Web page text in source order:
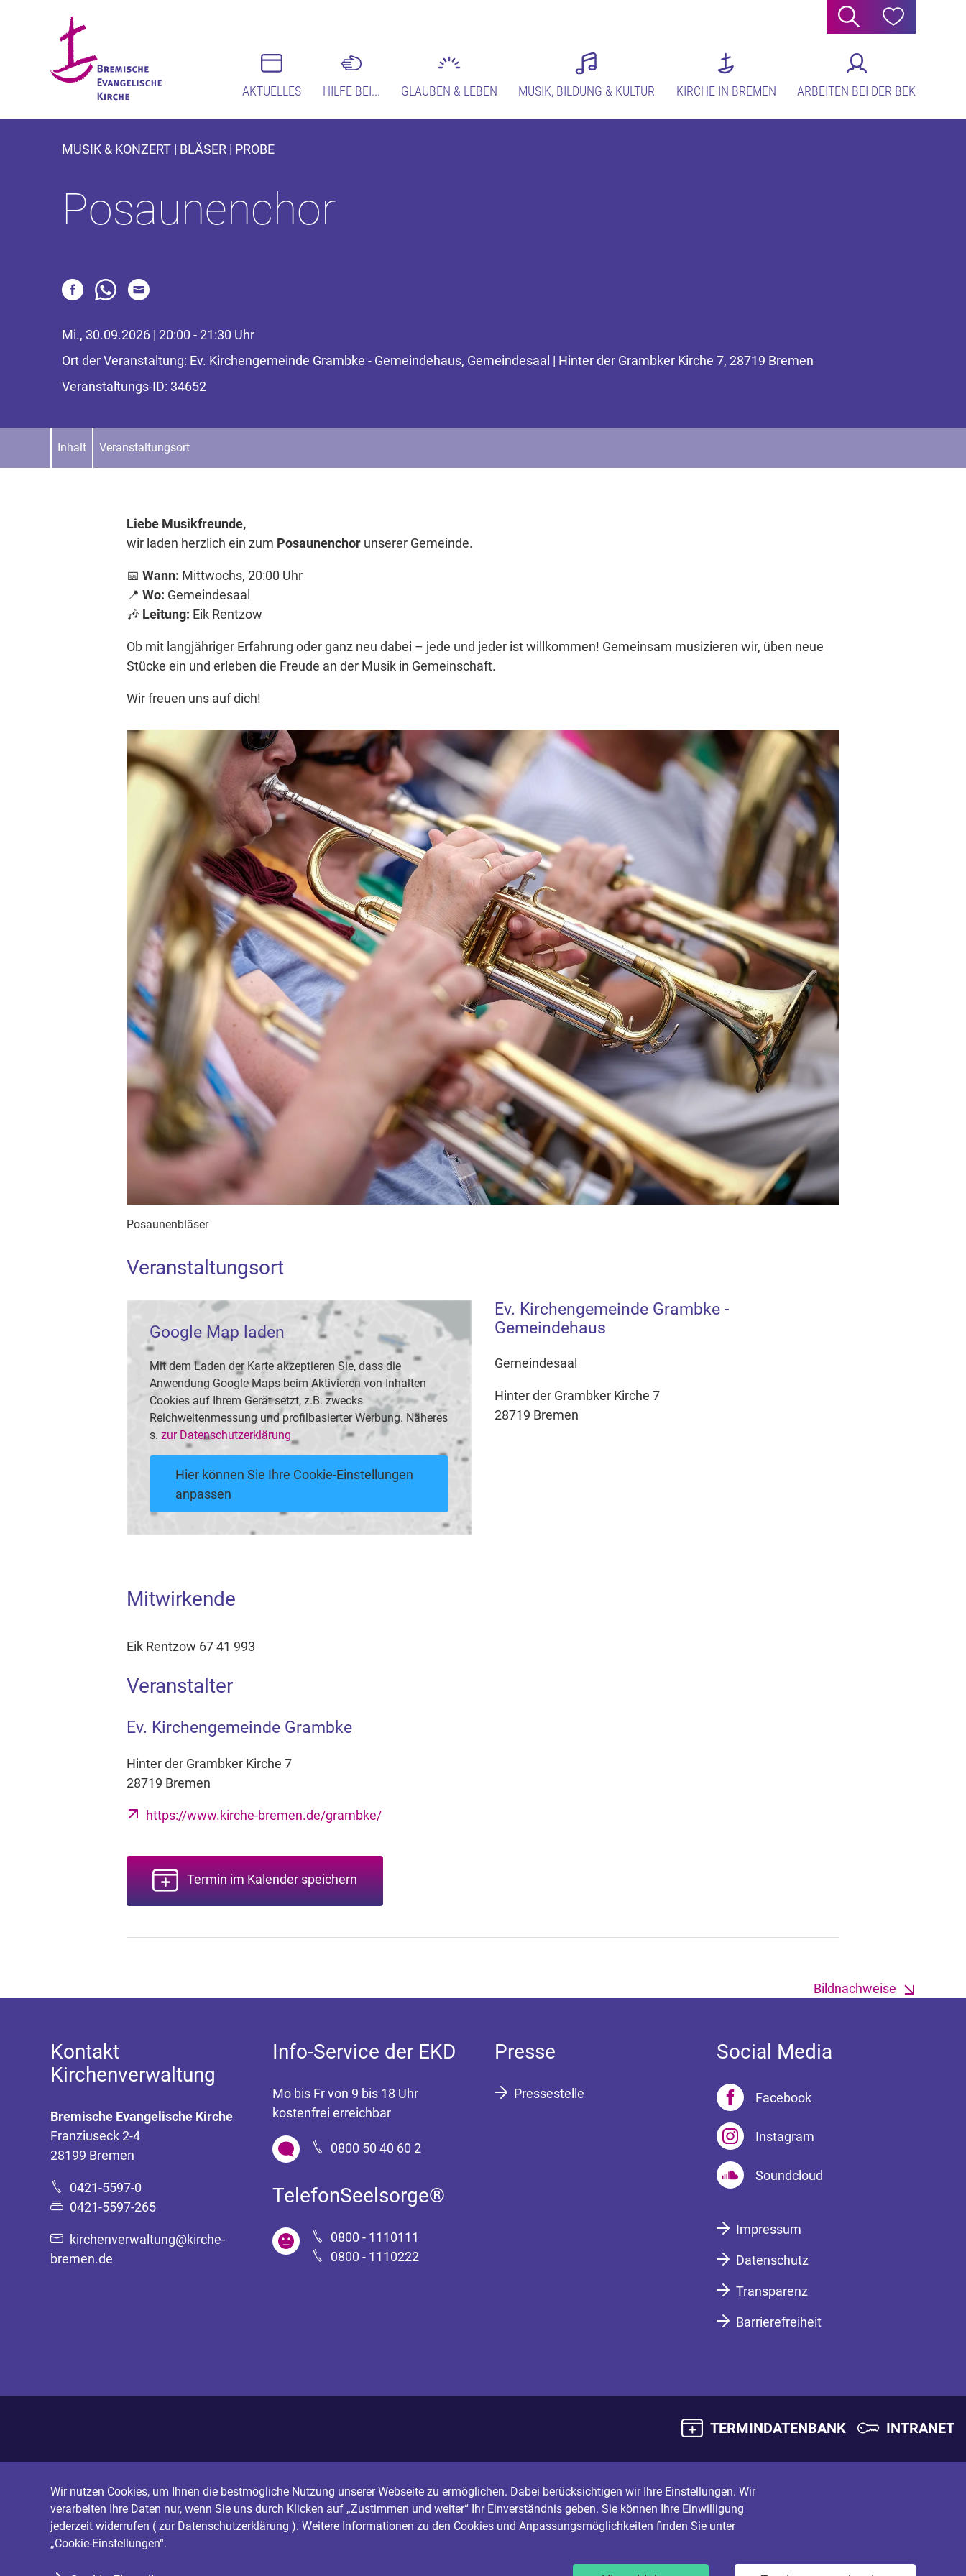
Suche Hilfe
AKTUELLES HILFE BEI... GLAUBEN & LEBEN MUSIK, BILDUNG & KULTUR KIRCHE IN BREMEN ARBEITEN BEI DER BEK
MUSIK & KONZERT | BLÄSER | PROBE
Posaunenchor
Mi., 30.09.2026 | 20:00 - 21:30 Uhr
Ort der Veranstaltung: Ev. Kirchengemeinde Grambke - Gemeindehaus, Gemeindesaal | Hinter der Grambker Kirche 7, 28719 Bremen
Veranstaltungs-ID: 34652
Inhalt Veranstaltungsort
Liebe Musikfreunde,
wir laden herzlich ein zum Posaunenchor unserer Gemeinde.
📅 Wann: Mittwochs, 20:00 Uhr
📍 Wo: Gemeindesaal
🎶 Leitung: Eik Rentzow
Ob mit langjähriger Erfahrung oder ganz neu dabei – jede und jeder ist willkommen! Gemeinsam musizieren wir, üben neue
Stücke ein und erleben die Freude an der Musik in Gemeinschaft.
Wir freuen uns auf dich!
Posaunenbläser
Veranstaltungsort
Google Map laden
Mit dem Laden der Karte akzeptieren Sie, dass die
Anwendung Google Maps beim Aktivieren von Inhalten
Cookies auf Ihrem Gerät setzt, z.B. zwecks
Reichweitenmessung und profilbasierter Werbung. Näheres
s. zur Datenschutzerklärung
Hier können Sie Ihre Cookie-Einstellungen
anpassen
Ev. Kirchengemeinde Grambke -
Gemeindehaus
Gemeindesaal
Hinter der Grambker Kirche 7
28719 Bremen
Mitwirkende
Eik Rentzow 67 41 993
Veranstalter
Ev. Kirchengemeinde Grambke
Hinter der Grambker Kirche 7
28719 Bremen
https://www.kirche-bremen.de/grambke/
Termin im Kalender speichern
Bildnachweise
Kontakt
Kirchenverwaltung
Bremische Evangelische Kirche
Franziuseck 2-4
28199 Bremen
0421-5597-0
0421-5597-265
kirchenverwaltung@kirche-
bremen.de
Info-Service der EKD
Mo bis Fr von 9 bis 18 Uhr
kostenfrei erreichbar
0800 50 40 60 2
TelefonSeelsorge®
0800 - 1110111
0800 - 1110222
Presse
Pressestelle
Social Media
Facebook
Instagram
Soundcloud
Impressum
Datenschutz
Transparenz
Barrierefreiheit
TERMINDATENBANK INTRANET
Wir nutzen Cookies, um Ihnen die bestmögliche Nutzung unserer Webseite zu ermöglichen. Dabei berücksichtigen wir Ihre Einstellungen. Wir
verarbeiten Ihre Daten nur, wenn Sie uns durch Klicken auf „Zustimmen und weiter“ Ihr Einverständnis geben. Sie können Ihre Einwilligung
jederzeit widerrufen ( zur Datenschutzerklärung ). Weitere Informationen zu den Cookies und Anpassungsmöglichkeiten finden Sie unter
„Cookie-Einstellungen“.